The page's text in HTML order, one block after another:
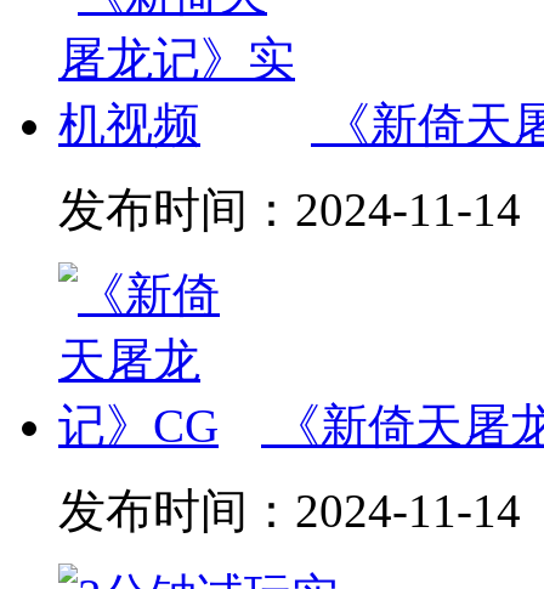
《新倚天
发布时间： 2024-11-14
《新倚天屠
发布时间： 2024-11-14